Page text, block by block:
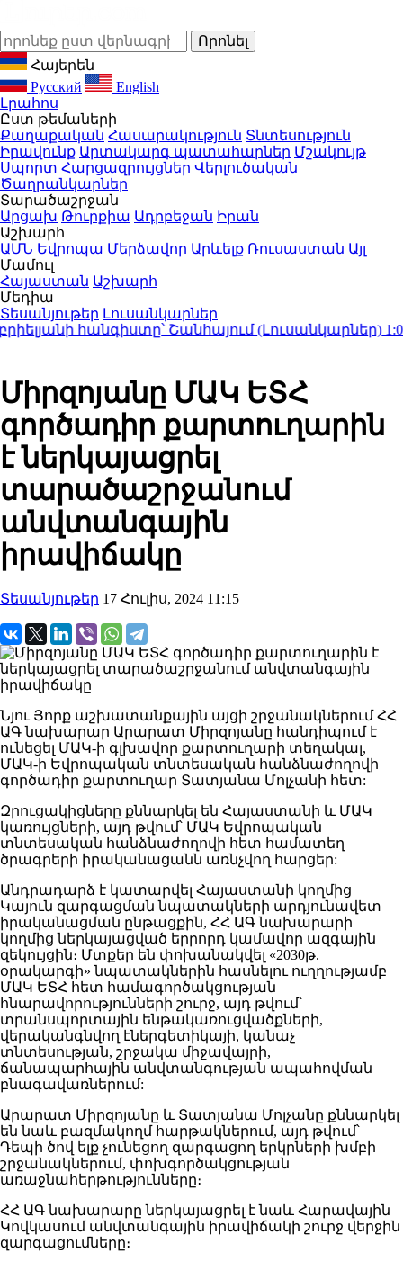
Հայերեն
Русский
English
Լրահոս
Ըստ թեմաների
Քաղաքական Հասարակություն Տնտեսություն
Իրավունք Արտակարգ պատահարներ Մշակույթ
Սպորտ Հարցազրույցներ Վերլուծական
Ծաղրանկարներ
Տարածաշրջան
Արցախ Թուրքիա Ադրբեջան Իրան
Աշխարհ
ԱՄՆ Եվրոպա Մերձավոր Արևելք Ռուսաստան Այլ
Մամուլ
Հայաստան Աշխարհ
Մեդիա
Տեսանյութեր Լուսանկարներ
հանգիստը՝ Շանհայում (Լուսանկարներ)1:04
Միրզոյանը ՄԱԿ ԵՏՀ
գործադիր քարտուղարին
է ներկայացրել
տարածաշրջանում
անվտանգային
իրավիճակը
Տեսանյութեր 17 Հուլիս, 2024 11:15
Նյու Յորք աշխատանքային այցի շրջանակներում ՀՀ
ԱԳ նախարար Արարատ Միրզոյանը հանդիպում է
ունեցել ՄԱԿ-ի գլխավոր քարտուղարի տեղակալ,
ՄԱԿ-ի Եվրոպական տնտեսական հանձնաժողովի
գործադիր քարտուղար Տատյանա Մոլչանի հետ:
Զրուցակիցները քննարկել են Հայաստանի և ՄԱԿ
կառույցների, այդ թվում՝ ՄԱԿ Եվրոպական
տնտեսական հանձնաժողովի հետ համատեղ
ծրագրերի իրականացանն առնչվող հարցեր:
Անդրադարձ է կատարվել Հայաստանի կողմից
Կայուն զարգացման նպատակների արդյունավետ
իրականացման ընթացքին, ՀՀ ԱԳ նախարարի
կողմից ներկայացված երրորդ կամավոր ազգային
զեկույցին։ Մտքեր են փոխանակվել «2030թ.
օրակարգի» նպատակներին հասնելու ուղղությամբ
ՄԱԿ ԵՏՀ հետ համագործակցության
հնարավորությունների շուրջ, այդ թվում՝
տրանսպորտային ենթակառուցվածքների,
վերականգնվող էներգետիկայի, կանաչ
տնտեսության, շրջակա միջավայրի,
ճանապարհային անվտանգության ապահովման
բնագավառներում:
Արարատ Միրզոյանը և Տատյանա Մոլչանը քննարկել
են նաև բազմակողմ հարթակներում, այդ թվում՝
Դեպի ծով ելք չունեցող զարգացող երկրների խմբի
շրջանակներում, փոխգործակցության
առաջնահերթությունները։
ՀՀ ԱԳ նախարարը ներկայացրել է նաև Հարավային
Կովկասում անվտանգային իրավիճակի շուրջ վերջին
զարգացումները։